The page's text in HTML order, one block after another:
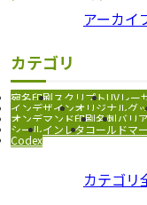
アーカイ
カテゴリ
宛名印刷スクリプトUVレー
インデザインオリジナルグ
オンデマンド印刷名刺バリ
シールインレタコールドマ
Codex
カテゴリ